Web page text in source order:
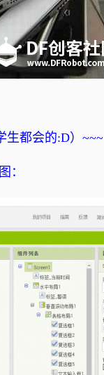
生都会的:D）~~~
：